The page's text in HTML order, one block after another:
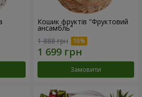
Кошик фруктів "Фруктовий
ансамбль"
1 888 грн
Замовити